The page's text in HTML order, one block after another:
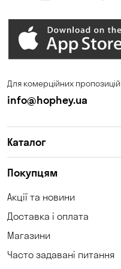
Дніпро
Кам'яні Потоки
Котівка
Кошари
Для комерційних пропозицій
info@hophey.ua
Каталог
Покупцям
Акції та новини
Доставка і оплата
Магазини
Часто задавані питання